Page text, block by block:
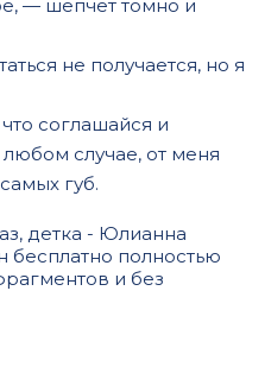
— шепчет томно и
не получается, но я
соглашайся и
случае, от меня
губ.
детка - Юлианна
полностью
и без